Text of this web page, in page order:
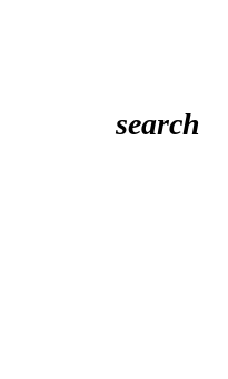
search